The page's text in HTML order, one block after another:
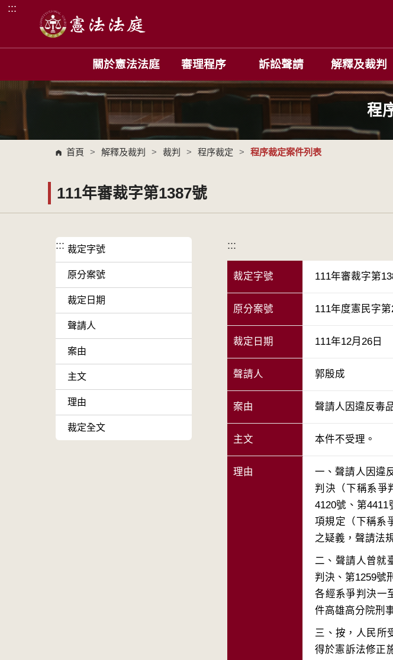
跳到主要內容區塊
:::
關於憲法法庭 審理程序 訴訟聲請 解釋及裁判
程
首頁 > 解釋及裁判 > 裁判 > 程序裁定 > 程序裁定案件列表
111年審裁字第1387號
::: 裁定字號
原分案號
裁定日期
聲請人
案由
主文
理由
裁定全文
:::
裁定字號 111年審裁字第
原分案號 111年度憲民字第
裁定日期 111年12月26日
聲請人 郭殷成
案由 聲請人因違反毒
主文 本件不受理。
理由
一、聲請人因違
判決（下稱系爭
4120號、第
項規定（下稱系
二、聲請人曾就
判決、第1259號
各經系爭判決一
三、按，人民所
得於憲訴法修正